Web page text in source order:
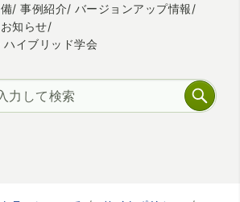
事例紹介
バージョンアップ情報
お知らせ
イブリッド学会